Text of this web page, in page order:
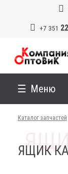
+7 351
Меню
Каталог запчастей
ЯЩИК